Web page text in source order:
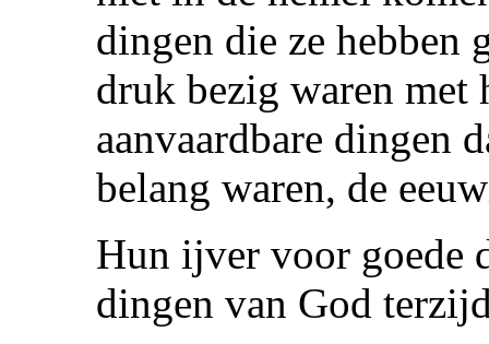
dingen die ze hebben
druk bezig waren met
aanvaardbare dingen
belang waren, de
Hun ijver voor goede
dingen van God